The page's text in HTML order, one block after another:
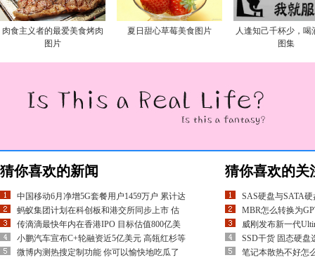
肉食主义者的最爱美食烤肉
图片
夏日甜心草莓美食图片
人逢知己千杯少，喝
图集
猜你喜欢的新闻
中国移动6月净增5G套餐用户1459万户 累计达
蚂蚁集团计划在科创板和港交所同步上市 估
传滴滴最快年内在香港IPO 目标估值800亿美
小鹏汽车宣布C+轮融资近5亿美元 高瓴红杉等
微博内测热搜定制功能 你可以愉快地吃瓜了
猜你喜欢的关
SAS硬盘与SATA
MBR怎么转换为
威刚发布新一代
SSD干货 固态硬盘
笔记本散热不好怎